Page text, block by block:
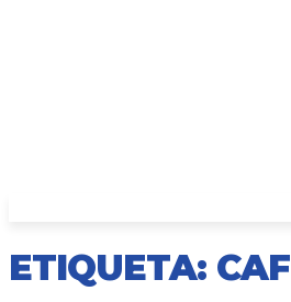
ETIQUETA: CAF